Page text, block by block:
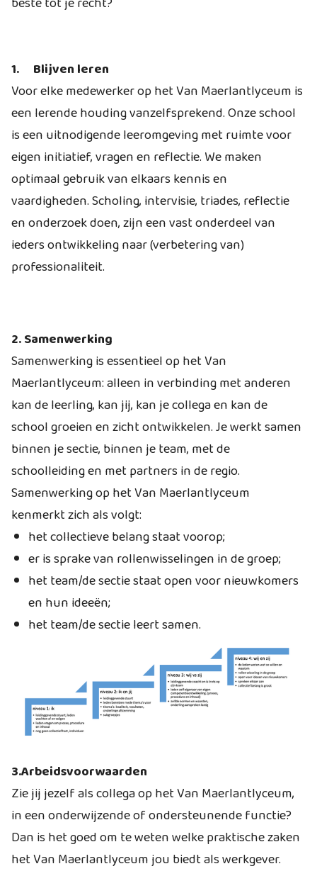
1. Blijven leren
Voor elke medewerker op het Van Maerlantlyceum is
een lerende houding vanzelfsprekend. Onze school
is een uitnodigende leeromgeving met ruimte voor
eigen initiatief, vragen en reflectie. We maken
optimaal gebruik van elkaars kennis en
vaardigheden. Scholing, intervisie, triades, reflectie
enonderzoek doen, zijn een vast onderdeel van
ieders ontwikkeling naar (verbetering van)
professionaliteit.
2. Samenwerking
Samenwerking is essentieel op het Van
Maerlantlyceum: alleen in verbinding met anderen
kan de leerling, kan jij, kan je collega en kan de
school groeien en zicht ontwikkelen. Je werkt samen
binnen je sectie, binnen je team, met de
schoolleiding en met partners in de regio.
Samenwerking op het Van Maerlantlyceum
kenmerkt zich als volgt:
het collectieve belang staat voorop;
er is sprake van rollenwisselingen in de groep;
het team/de sectie staat open voor nieuwkomers
en hun ideeën;
het team/de sectie leert samen.
3.Arbeidsvoorwaarden
Zie jij jezelf als collega op het Van Maerlantlyceum,
in een onderwijzende of ondersteunende functie?
Dan is het goed om te weten welke praktische zaken
het Van Maerlantlyceum jou biedt als werkgever.